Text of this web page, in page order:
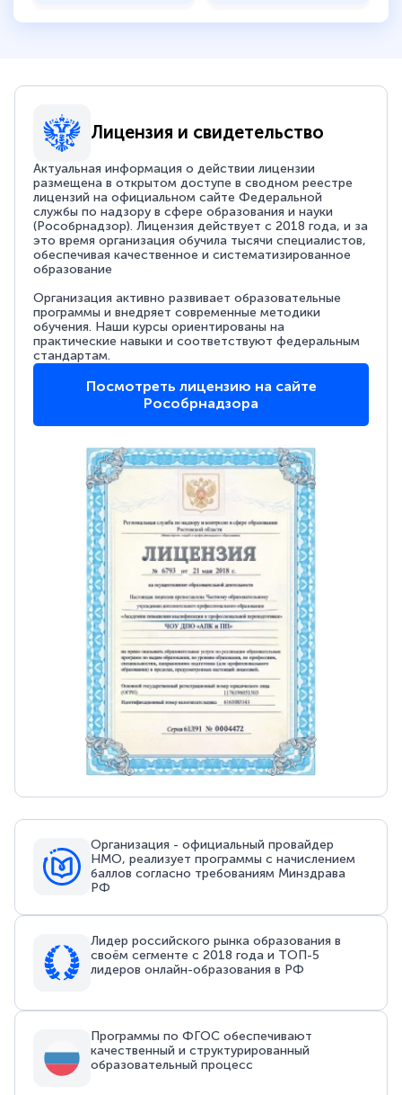
Лицензия и свидетельство
Актуальная информация о действии лицензии
размещена в открытом доступе в сводном реестре
лицензий на официальном сайте Федеральной
службы по надзору в сфере образования и науки
(Рособрнадзор). Лицензия действует с 2018 года, и за
это время организация обучила тысячи специалистов,
обеспечивая качественное и систематизированное
образование
Организация активно развивает образовательные
программы и внедряет современные методики
обучения. Наши курсы ориентированы на
практические навыки и соответствуют федеральным
стандартам.
Посмотреть лицензию на сайте
Рособрнадзора
Организация - официальный провайдер
НМО, реализует программы с начислением
баллов согласно требованиям Минздрава
РФ
Лидер российского рынка образования в
своём сегменте с 2018 года и ТОП-5
лидеров онлайн-образования в РФ
Программы по ФГОС обеспечивают
качественный и структурированный
образовательный процесс